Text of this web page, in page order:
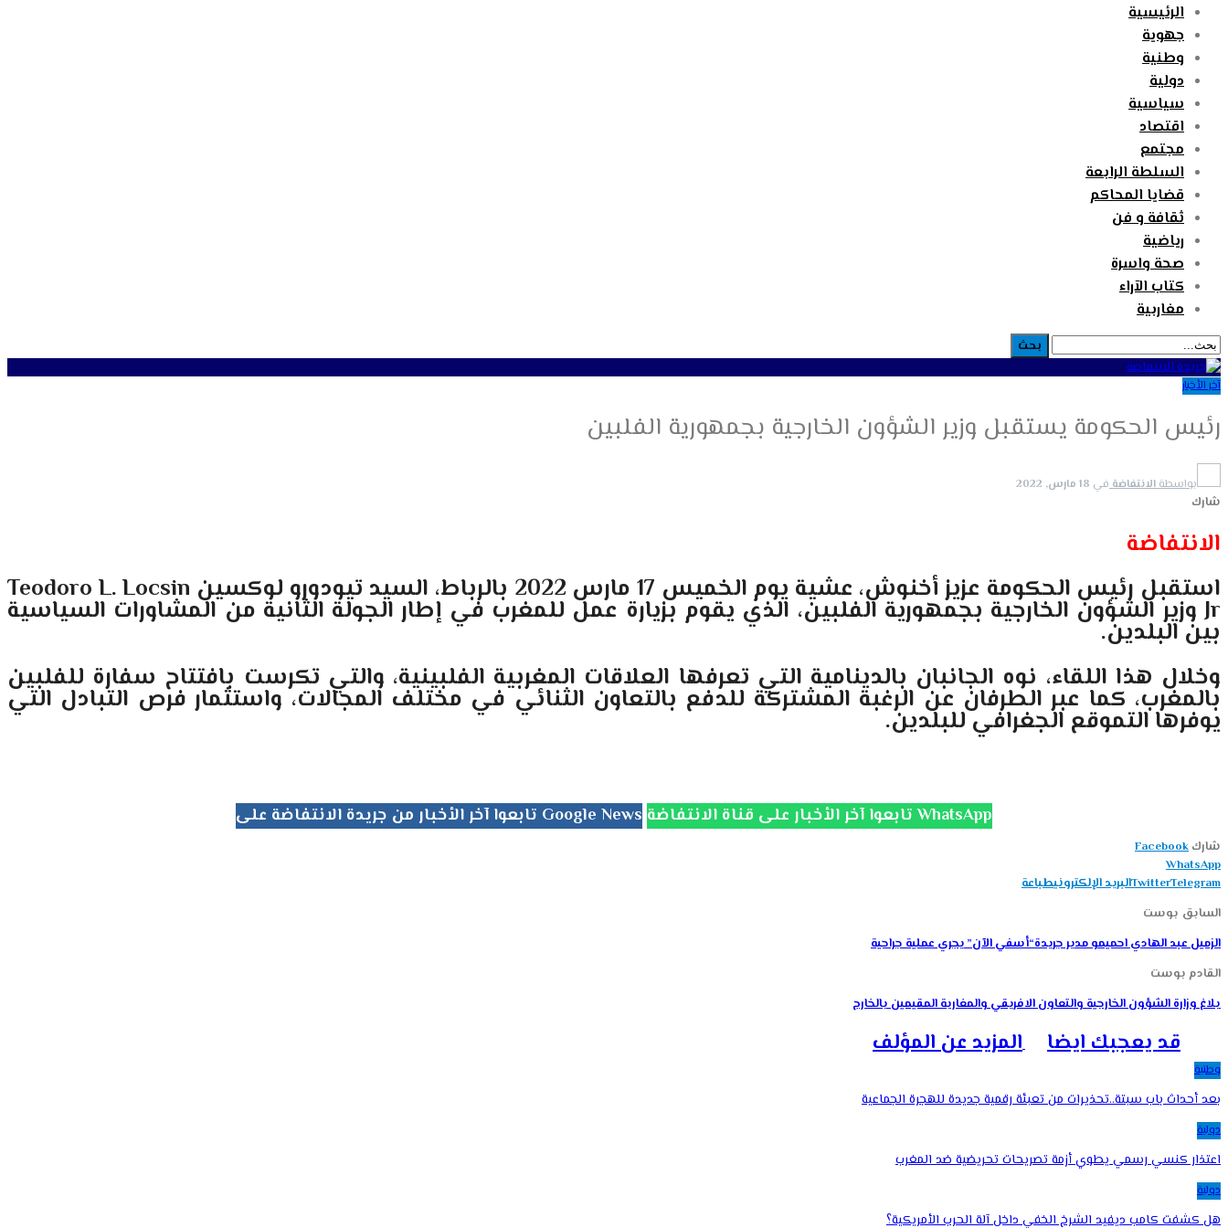
الرئيسية
جهوية
وطنية
دولية
سياسية
اقتصاد
مجتمع
السلطة الرابعة
قضايا المحاكم
ثقافة و فن
رياضية
صحة واسرة
كتاب الآراء
مغاربية
آخر الأخبار
رئيس الحكومة يستقبل وزير الشؤون الخارجية بجمهورية الفلبين
بواسطةالانتفاضة في 18 مارس, 2022
شارك
الانتفاضة
استقبل رئيس الحكومة عزيز أخنوش، عشية يوم الخميس
مارس بالرباط، السيد تيودورو لوكسين Teodoro L. Locsin
Jr وزير الشؤون الخارجية بجمهورية الفلبين، الذي يقوم بزيارة عمل للمغرب في إطار الجولة الثانية من المشاورات السياسية
بين البلدين.
وخلال هذا اللقاء، نوه الجانبان بالدينامية التي تعرفها العلاقات المغربية الفلبينية، والتي تكرست بافتتاح سفارة للفلبين
بالمغرب، كما عبر الطرفان عن الرغبة المشتركة للدفع بالتعاون الثنائي في مختلف المجالات، واستثمار فرص التبادل التي
يوفرها التموقع الجغرافي للبلدين.
تابعوا آخر الأخبار من جريدة الانتفاضة على Google News تابعوا آخر الأخبار على قناة الانتفاضة WhatsApp
شارك Facebook
WhatsApp
TwitterTelegram البريد الإلكترونيطباعة
السابق بوست
الزميل عبد الهادي احميمو مدير جريدة“أسفي الآن” يجري عملية جراحية
القادم بوست
بلاغ وزارة الشؤون الخارجية والتعاون الافريقي والمغاربة المقيمين بالخارج
قد يعجبك ايضا المزيد عن المؤلف
وطنية
بعد أحداث باب سبتة..تحذيرات من تعبئة رقمية جديدة للهجرة الجماعية
دولية
اعتذار كنسي رسمي يطوي أزمة تصريحات تحريضية ضد المغرب
دولية
هل كشفت كامب ديفيد الشرخ الخفي داخل آلة الحرب الأمريكية؟